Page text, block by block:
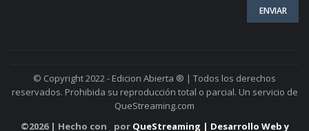
© Copyright 2022 - Edicion Abierta ® | Todos los derechos
reservados. Prohibida su reproducción total o parcial. Un servicio de
QueStreaming.com
©2026 | Hecho con por QueStreaming | Desarrollo Web y